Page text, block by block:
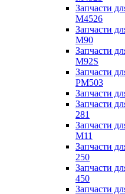
Запчасти
M4526
Запчасти
M90
Запчасти
M92S
Запчасти
PM503
Запчасти
Запчасти
281
Запчасти
M11
Запчасти
250
Запчасти
450
Запчасти